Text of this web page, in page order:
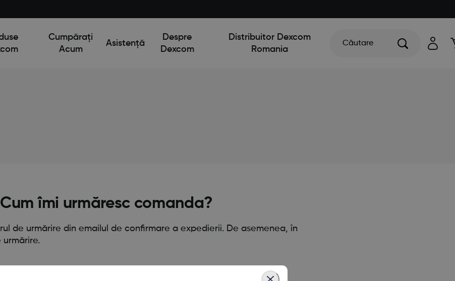
Cumpărați
Acum
Asistență
Despre
Dexcom
Distribuitor Dexcom
Romania
Căutare
îmi urmăresc comanda?
de urmărire din emailul de confirmare a expedierii. De asemenea, în
urmărire.